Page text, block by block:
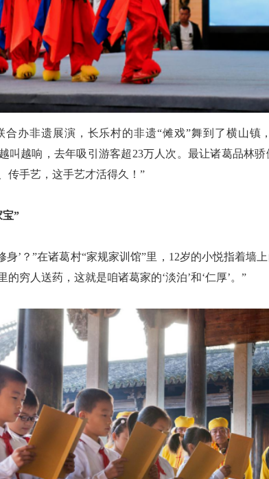
非遗展演，长乐村的非遗“傩戏”舞到了横山镇
叫越响，去年吸引游客超23万人次。最让诸葛品林
传手艺，这手艺才活得久！”
”
’？”在诸葛村“家规家训馆”里，12岁的小悦指着墙
穷人送药，这就是咱诸葛家的‘淡泊’和‘仁厚’。”